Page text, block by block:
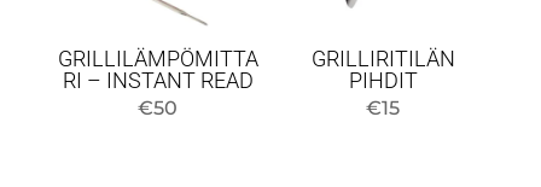
GRILLILÄMPÖMITTA
RI – INSTANT READ
€50
GRILLIRITILÄN
PIHDIT
€15